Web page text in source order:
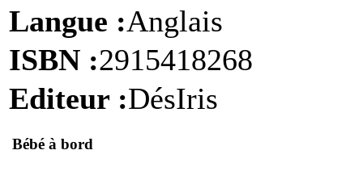
Langue :Anglais
ISBN :2915418268
Editeur :DésIris
Bébé à bord